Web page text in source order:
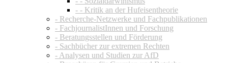
- - Kritik an der Hufeisentheorie
- Recherche-Netzwerke und Fachpublikationen
- FachjournalistInnen und Forschung
- Beratungsstellen und Förderung
- Sachbücher zur extremen Rechten
- Analysen und Studien zur AfD